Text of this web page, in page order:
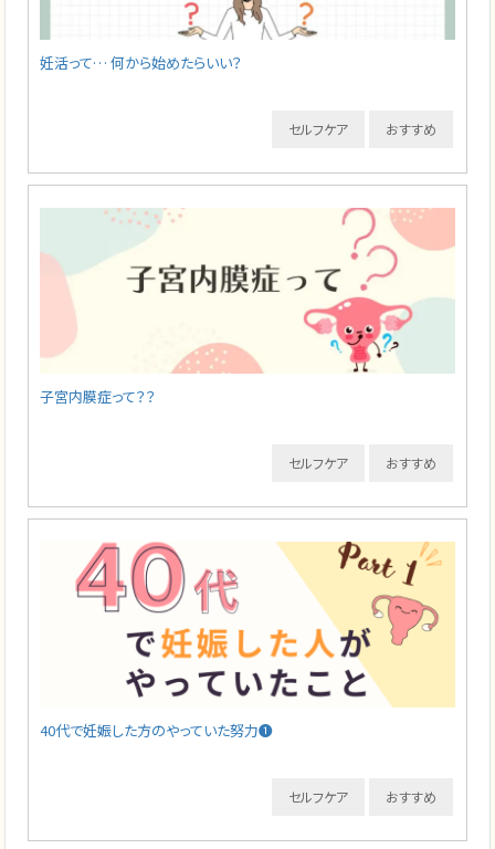
妊活って… 何から始めたらいい？
おすすめ
セルフケア
子宮内膜症って？？
おすすめ
セルフケア
40代で妊娠した方のやっていた努力❶
おすすめ
セルフケア